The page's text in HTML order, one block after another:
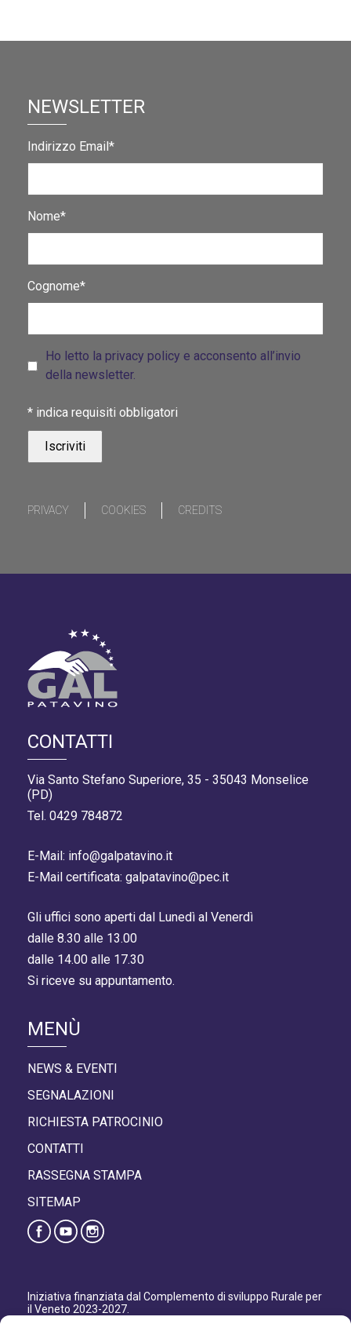
CONTATTI
Via Santo Stefano Superiore, 35 - 35043 Monselice
(PD)
Tel. 0429 784872
E-Mail: info@galpatavino.it
E-Mail certificata: galpatavino@pec.it
Gli uffici sono aperti dal Lunedì al Venerdì
dalle 8.30 alle 13.00
dalle 14.00 alle 17.30
Si riceve su appuntamento.
MENÙ
NEWS & EVENTI
SEGNALAZIONI
RICHIESTA PATROCINIO
CONTATTI
RASSEGNA STAMPA
SITEMAP
Iniziativa finanziata dal Complemento di sviluppo Rurale per
il Veneto 2023-2027.
NEWSLETTER
Indirizzo Email*
Nome*
Cognome*
Ho letto la privacy policy e acconsento all’invio
della newsletter.
* indica requisiti obbligatori
PRIVACY COOKIES CREDITS